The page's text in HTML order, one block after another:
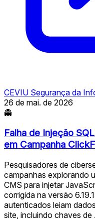
CEVIU Segurança da
26 de mai. de 2026
👻
Falha de Injeção
em Campanha
Pesquisadores de
campanhas explorando
CMS para injetar
corrigida na versão
autenticados leiam
site, incluindo chaves